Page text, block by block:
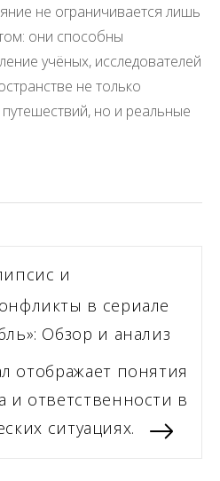
не ограничивается лишь
они способны
учёных, исследователей
не только
но и реальные
и
в сериале
Обзор и анализ
отображает понятия
и ответственности в
ситуациях.